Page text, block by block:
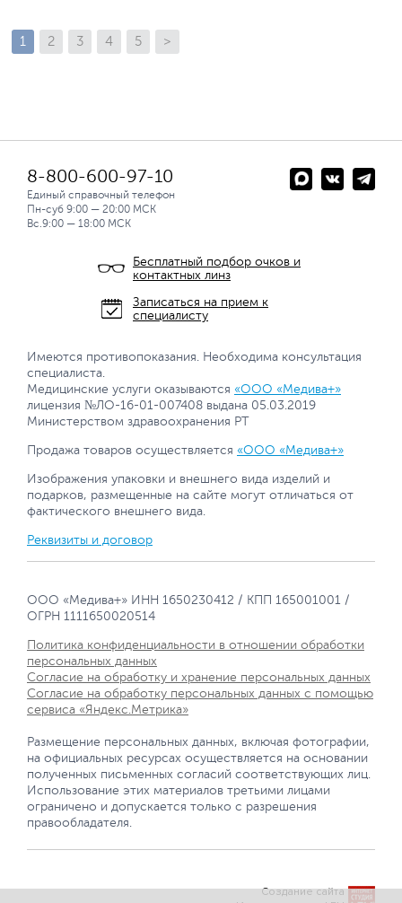
1 2 3 4 5 >
8-800-600-97-10
Единый справочный телефон
Пн-суб 9:00 — 20:00 МСК
Вс.9:00 — 18:00 МСК
Бесплатный подбор очков и
контактных линз
Записаться на прием к
специалисту
Имеются противопоказания. Необходима консультация
специалиста.
Медицинские услуги оказываются «ООО «Медива+»
лицензия №ЛО-16-01-007408 выдана 05.03.2019
Министерством здравоохранения РТ
Продажа товаров осуществляется «ООО «Медива+»
Изображения упаковки и внешнего вида изделий и
подарков, размещенные на сайте могут отличаться от
фактического внешнего вида.
Реквизиты и договор
ООО «Медива+» ИНН 1650230412 / КПП 165001001 /
ОГРН 1111650020514
Политика конфиденциальности в отношении обработки
персональных данных
Согласие на обработку и хранение персональных данных
Согласие на обработку персональных данных с помощью
сервиса «Яндекс.Метрика»
Размещение персональных данных, включая фотографии,
на официальных ресурсах осуществляется на основании
полученных письменных согласий соответствующих лиц.
Использование этих материалов третьими лицами
ограничено и допускается только с разрешения
правообладателя.
Создание сайта